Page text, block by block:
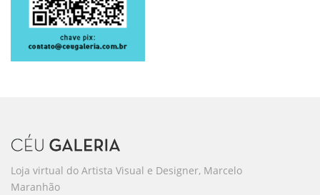
Loja virtual do Artista Visual e Designer, Marcelo
Maranhão